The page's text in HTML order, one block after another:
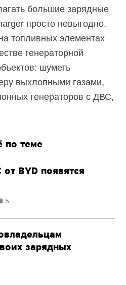
большие зарядные
просто невыгодно.
топливных элементах
генераторной
шуметь
выхлопными газами,
генераторов с ДВС,
по теме
BYD появятся
5
зарядных